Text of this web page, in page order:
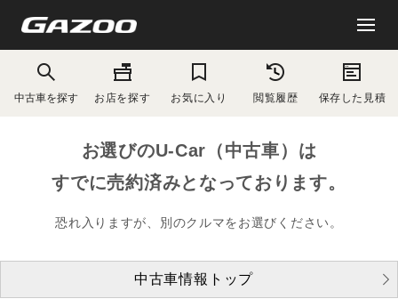
中古車を探す お店を探す お気に入り 閲覧履歴 保存した見積
お選びのU-Car（中古車）は
すでに売約済みとなっております。
恐れ入りますが、別のクルマをお選びください。
中古車情報トップ